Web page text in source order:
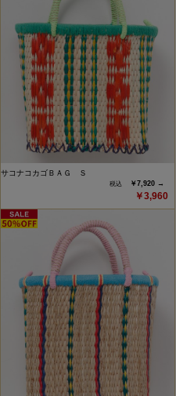
サコナコカゴＢＡＧ Ｓ
￥7,920 →
￥3,960